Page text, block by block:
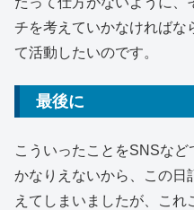
チを考えていかなければな
て活動したいのです。
最後に
こういったことをSNSな
かなりえないから、この日
えてしまいましたが、これ